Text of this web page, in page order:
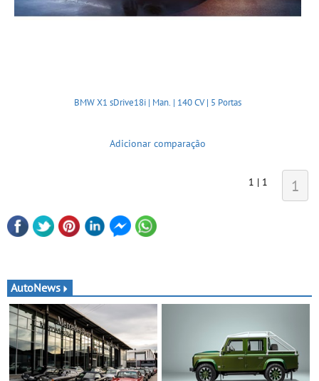
BMW X1 sDrive18i | Man. | 140 CV | 5 Portas
Adicionar comparação
1 | 1 1
AutoNews